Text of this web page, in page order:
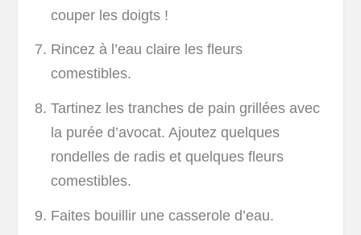
couper les doigts !
Rincez à l’eau claire les fleurs
comestibles.
Tartinez les tranches de pain grillées avec
la purée d’avocat. Ajoutez quelques
rondelles de radis et quelques fleurs
comestibles.
Faites bouillir une casserole d’eau.